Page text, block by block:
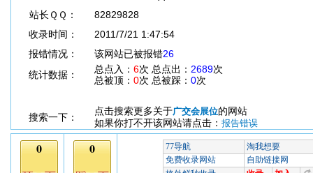
站长ＱＱ：
82829828
收录时间：
2011/7/21 1:47:54
报错情况：
该网站已被报错26
统计数据：
总点入： 6次 总点出： 2689次
总被顶： 0次 总被踩： 0次
搜索一下：
点击搜索更多关于广交会展位的网站
如果你打不开该网站请点击： 报告错误